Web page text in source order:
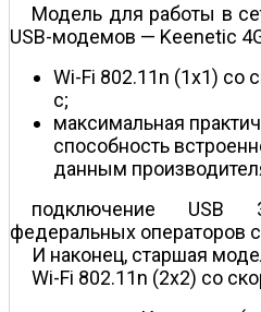
Модель для работы в
USB-модемов — Keenetic
Wi-Fi 802.11n (1x1) со
с;
максимальная
способность
данным
подключение USB
федеральных операторов
И наконец, старшая
Wi-Fi 802.11n (2x2) со